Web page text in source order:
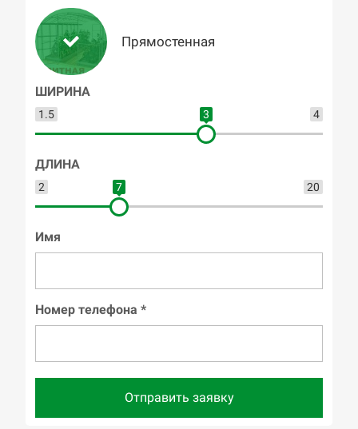
Прямостенная
ШИРИНА
1.5 4
3
ДЛИНА
2 20
7
Имя
Номер телефона *
Отправить заявку